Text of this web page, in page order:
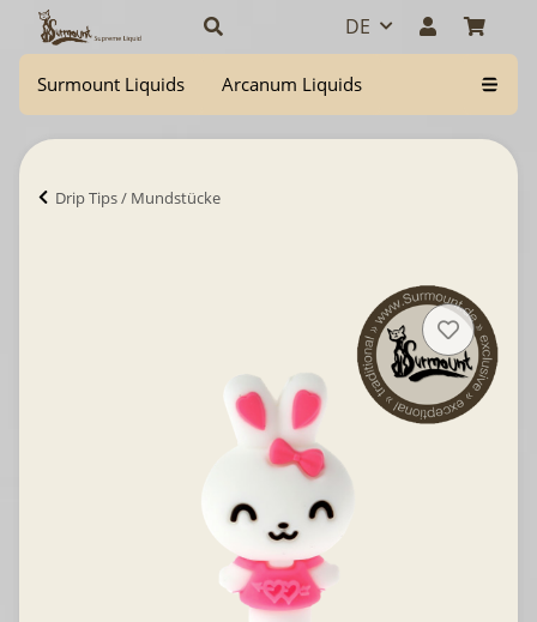
DE
Surmount Liquids Arcanum Liquids
Drip Tips / Mundstücke